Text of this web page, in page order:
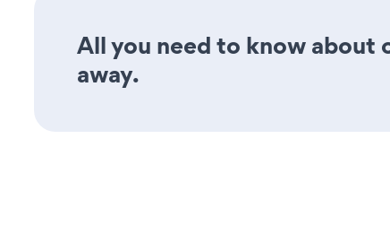
All you need to know about
away.